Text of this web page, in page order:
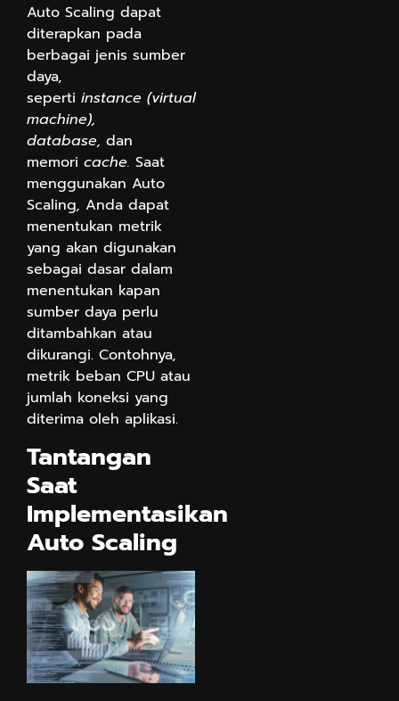
Auto Scaling dapat
diterapkan pada
berbagai jenis sumber
daya,
seperti instance (virtual
machine),
database, dan
memori cache. Saat
menggunakan Auto
Scaling, Anda dapat
menentukan metrik
yang akan digunakan
sebagai dasar dalam
menentukan kapan
sumber daya perlu
ditambahkan atau
dikurangi. Contohnya,
metrik beban CPU atau
jumlah koneksi yang
diterima oleh aplikasi.
Tantangan
Saat
Implementasikan
Auto Scaling